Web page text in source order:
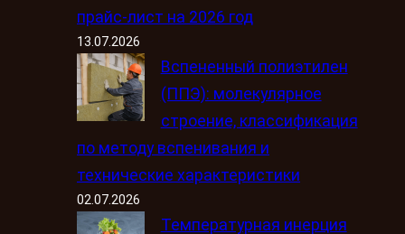
прайс-лист на 2026 год
13.07.2026
Вспененный полиэтилен
(ППЭ): молекулярное
строение, классификация
по методу вспенивания и
технические характеристики
02.07.2026
Температурная инерция